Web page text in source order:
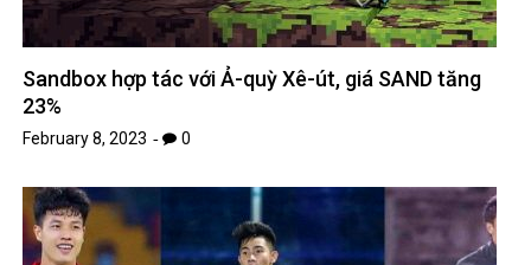
Sandbox hợp tác với Ả-quỳ Xê-út, giá SAND tăng
23%
February 8, 2023 0